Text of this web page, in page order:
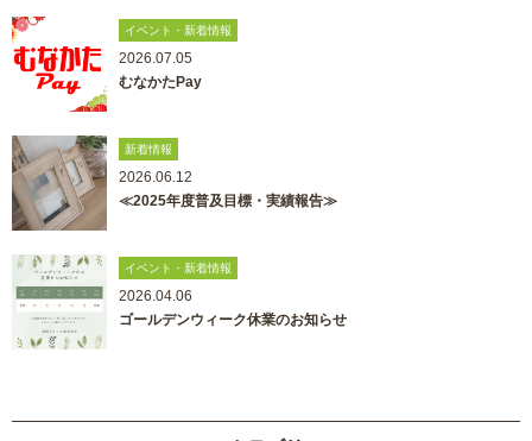
イベント・新着情報
2026.07.05
むなかたPay
新着情報
2026.06.12
≪2025年度普及目標・実績報告≫
イベント・新着情報
2026.04.06
ゴールデンウィーク休業のお知らせ